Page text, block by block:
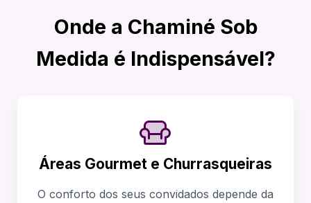
Onde a Chaminé Sob
Medida é Indispensável?
Áreas Gourmet e Churrasqueiras
O conforto dos seus convidados depende da